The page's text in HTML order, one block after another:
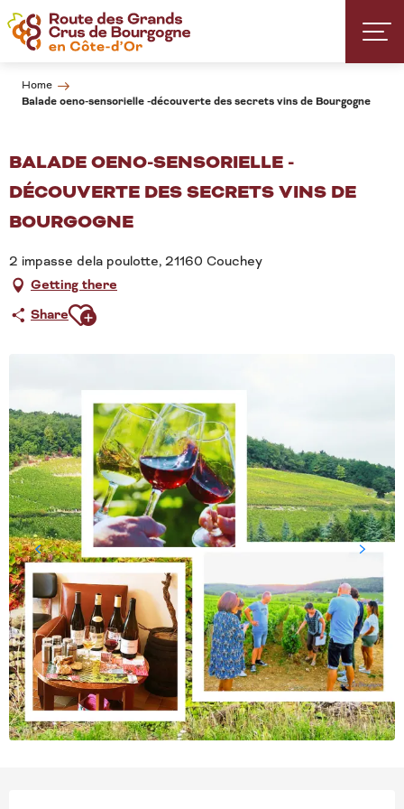
Aller
au
contenu
Home
Balade oeno-sensorielle -découverte des secrets vins de Bourgogne
BALADE OENO-SENSORIELLE -
DÉCOUVERTE DES SECRETS VINS DE
BOURGOGNE
2 impasse dela poulotte, 21160 Couchey
Getting there
ShareAjouter aux favoris